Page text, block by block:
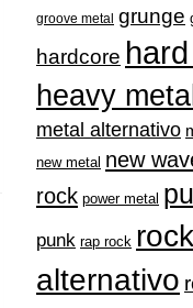
groove metal grunge
hardcore
heavy metal
metal alternativo
new metal new
rock power metal
punk rap rock rock
alternativo